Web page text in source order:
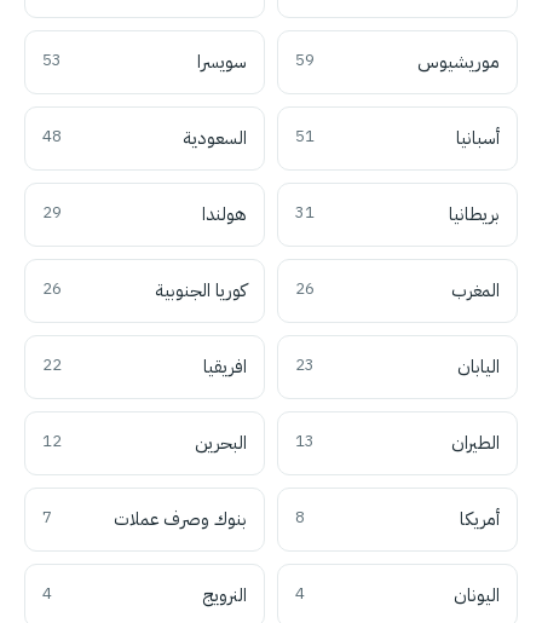
موريشيوس 59 سويسرا 53
أسبانيا 51 السعودية 48
بريطانيا 31 هولندا 29
المغرب 26 كوريا الجنوبية 26
اليابان 23 افريقيا 22
الطيران 13 البحرين 12
أمريكا 8 بنوك وصرف عملات 7
اليونان 4 النرويج 4